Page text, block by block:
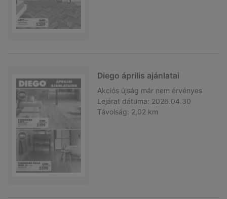
Diego április ajánlatai
Akciós újság már nem érvényes
Lejárat dátuma: 2026.04.30
Távolság: 2,02 km